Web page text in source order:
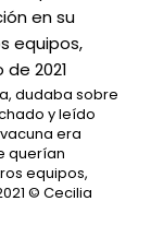
dudaba sobre
y leído
era
querían
equipos,
© Cecilia